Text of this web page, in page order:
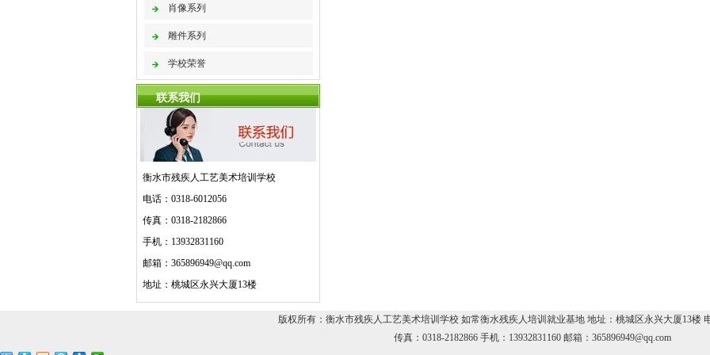
肖像系列
雕件系列
学校荣誉
联系我们
衡水市残疾人工艺美术培训学校
电话：0318-6012056
传真：0318-2182866
手机：13932831160
邮箱：365896949@qq.com
地址：桃城区永兴大厦13楼
版权所有：衡水市残疾人工艺美术培训学校 如常衡水残疾人培训就业基地 地址：桃城区永兴大厦13楼
传真：0318-2182866 手机：13932831160 邮箱：365896949@qq.com